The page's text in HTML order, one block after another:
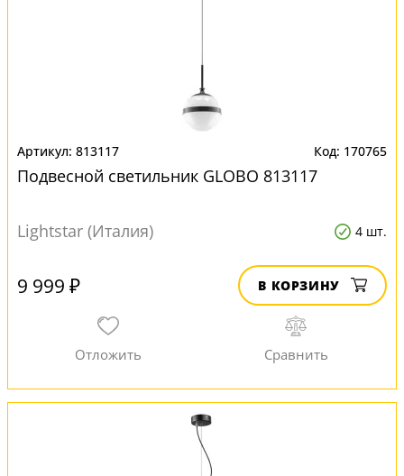
813117 170765
Подвесной светильник GLOBO 813117
Lightstar (Италия) 4 шт.
9 999 ₽ В КОРЗИНУ